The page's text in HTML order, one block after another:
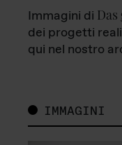
Immagini di Das
dei progetti
qui nel nostro
IMMAGINI